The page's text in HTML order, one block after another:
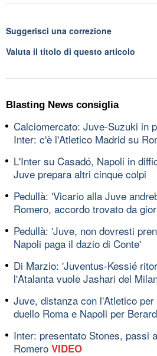
Suggerisci una correzione
Valuta il titolo di questo articolo
Blasting News consiglia
Calciomercato: Juve-Suzuki in
Inter: c'è l'Atletico Madrid su
L'Inter su Casadó, Napoli in
Juve prepara altri cinque colpi
Pedullà: 'Vicario alla Juve
Romero, accordo trovato da
Pedullà: 'Juve, non dovresti
Napoli paga il dazio di Conte'
Di Marzio: 'Juventus-Kessié
l'Atalanta vuole Jashari del
Juve, distanza con l'Atletico
duello Roma e Napoli per
Inter: presentato Stones, passi
Romero VIDEO